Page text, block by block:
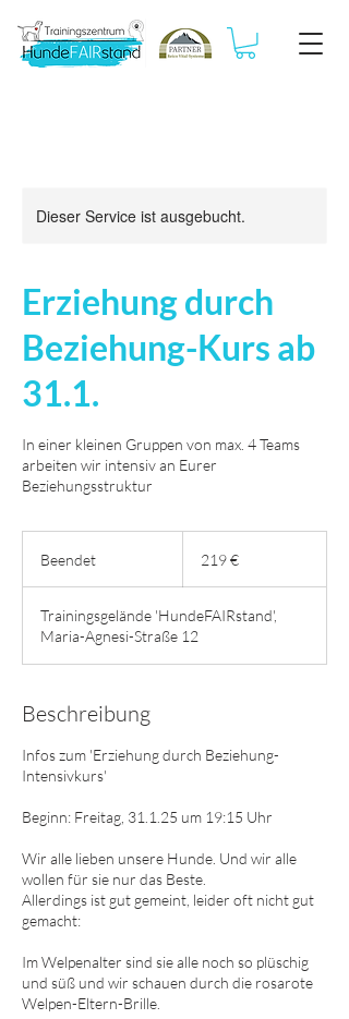
Dieser Service ist ausgebucht.
Erziehung durch
Beziehung-Kurs ab
31.1.
In einer kleinen Gruppen von max. 4 Teams
arbeiten wir intensiv an Eurer
Beziehungsstruktur
Beendet
n
d
e
219 €
Trainingsgelände 'HundeFAIRstand',
Maria-Agnesi-Straße 12
Beschreibung
Infos zum 'Erziehung durch Beziehung-
Intensivkurs'
Beginn: Freitag, 31.1.25 um 19:15 Uhr
Wir alle lieben unsere Hunde. Und wir alle
wollen für sie nur das Beste.
Allerdings ist gut gemeint, leider oft nicht gut
gemacht:
Im Welpenalter sind sie alle noch so plüschig
und süß und wir schauen durch die rosarote
Welpen-Eltern-Brille.